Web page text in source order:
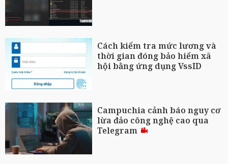
Cách kiểm tra mức lương và
thời gian đóng bảo hiểm xã
hội bằng ứng dụng VssID
Campuchia cảnh báo nguy cơ
lừa đảo công nghệ cao qua
Telegram